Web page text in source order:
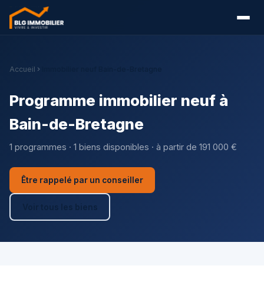
Accueil
Programme immobilier neuf à
Bain-de-Bretagne
1 programmes · 1 biens disponibles · à partir de 191 000 €
Être rappelé par un conseiller
Voir tous les biens